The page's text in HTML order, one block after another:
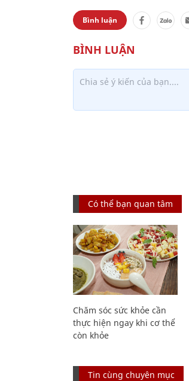
Bình luận
Có thể bạn quan tâm
Chăm sóc sức khỏe cần
thực hiện ngay khi cơ thể
còn khỏe
Tin cùng chuyên mục